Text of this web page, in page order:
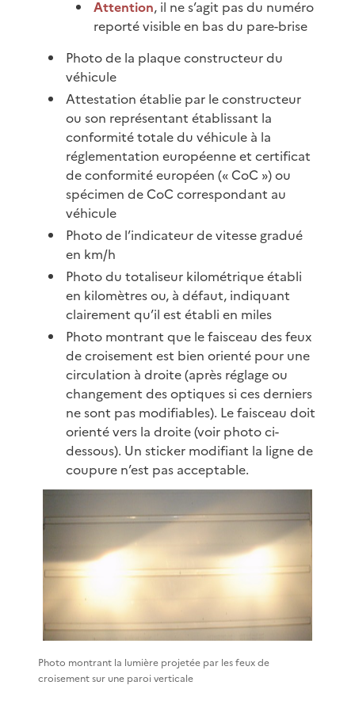
Attention, il ne s’agit pas du numéro
reporté visible en bas du pare-brise
Photo de la plaque constructeur du
véhicule
Attestation établie par le constructeur
ou son représentant établissant la
conformité totale du véhicule à la
réglementation européenne et certificat
de conformité européen (« CoC ») ou
spécimen de CoC correspondant au
véhicule
Photo de l’indicateur de vitesse gradué
en km/h
Photo du totaliseur kilométrique établi
en kilomètres ou, à défaut, indiquant
clairement qu’il est établi en miles
Photo montrant que le faisceau des feux
de croisement est bien orienté pour une
circulation à droite (après réglage ou
changement des optiques si ces derniers
ne sont pas modifiables). Le faisceau doit
orienté vers la droite (voir photo ci-
dessous). Un sticker modifiant la ligne de
coupure n’est pas acceptable.
Photo montrant la lumière projetée par les feux de
croisement sur une paroi verticale